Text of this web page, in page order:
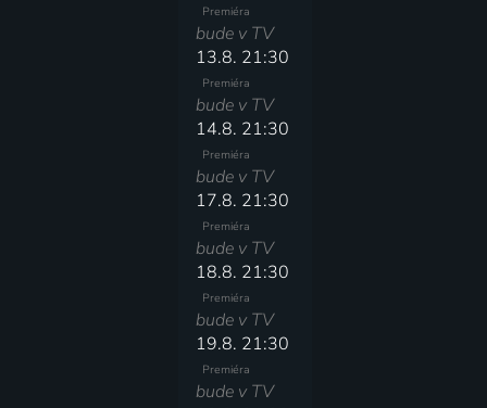
Premiéra
bude v TV
13.8. 21:30
Premiéra
bude v TV
14.8. 21:30
Premiéra
bude v TV
17.8. 21:30
Premiéra
bude v TV
18.8. 21:30
Premiéra
bude v TV
19.8. 21:30
Premiéra
bude v TV